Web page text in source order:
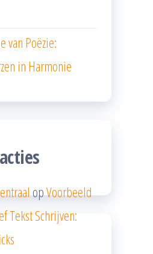
van Poëzie:
in Harmonie
opVoorbeeld
Tekst Schrijven: